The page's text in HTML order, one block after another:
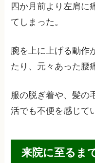
四か月前より左肩に
てしまった。
腕を上に上げる動作
たり、元々あった腰
服の脱ぎ着や、髪の
活でも不便を感じて
来院に至るま